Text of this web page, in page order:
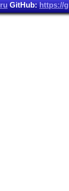
GitHub:https://